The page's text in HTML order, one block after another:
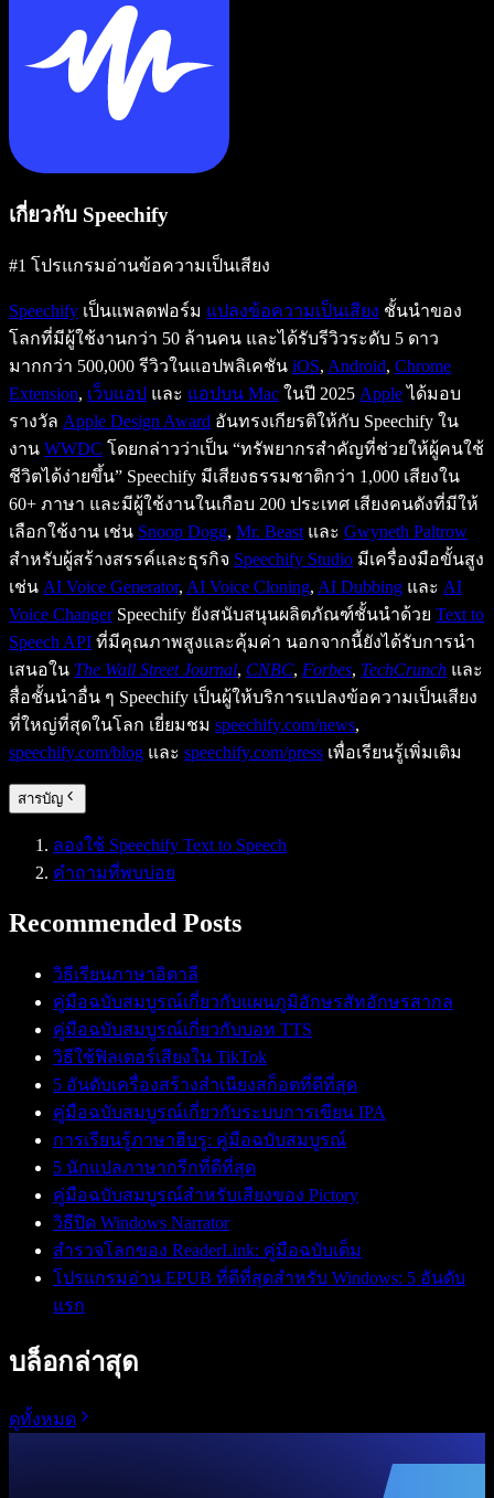
เกี่ยวกับ Speechify
#1 โปรแกรมอ่านข้อความเป็นเสียง
Speechify เป็นแพลตฟอร์ม แปลงข้อความเป็นเสียง ชั้นนำของ
โลกที่มีผู้ใช้งานกว่า 50 ล้านคน และได้รับรีวิวระดับ 5 ดาว
มากกว่า 500,000 รีวิวในแอปพลิเคชัน iOS, Android, Chrome
Extension, เว็บแอป และ แอปบน Mac ในปี 2025 Appleได้มอบ
รางวัล Apple Design Award อันทรงเกียรติให้กับ Speechify ใน
งาน WWDC โดยกล่าวว่าเป็น “ทรัพยากรสำคัญที่ช่วยให้ผู้คนใช้
ชีวิตได้ง่ายขึ้น” Speechify มีเสียงธรรมชาติกว่า 1,000 เสียงใน
60+ ภาษา และมีผู้ใช้งานในเกือบ 200 ประเทศ เสียงคนดังที่มีให้
เลือกใช้งาน เช่น Snoop Dogg, Mr. Beast และ Gwyneth Paltrow
สำหรับผู้สร้างสรรค์และธุรกิจ Speechify Studio มีเครื่องมือขั้นสูง
เช่น AI Voice Generator, AI Voice Cloning, AI Dubbing และ AI
Voice ChangerSpeechify ยังสนับสนุนผลิตภัณฑ์ชั้นนำด้วย Text to
Speech API ที่มีคุณภาพสูงและคุ้มค่า นอกจากนี้ยังได้รับการนำ
เสนอใน The Wall Street Journal, CNBC, Forbes, TechCrunch และ
สื่อชั้นนำอื่น ๆ Speechify เป็นผู้ให้บริการแปลงข้อความเป็นเสียง
ที่ใหญ่ที่สุดในโลก เยี่ยมชม speechify.com/news,
speechify.com/blog และ speechify.com/press เพื่อเรียนรู้เพิ่มเติม
สารบัญ
ลองใช้ Speechify Text to Speech
คำถามที่พบบ่อย
Recommended Posts
วิธีเรียนภาษาอิตาลี
คู่มือฉบับสมบูรณ์เกี่ยวกับแผนภูมิอักษรสัทอักษรสากล
คู่มือฉบับสมบูรณ์เกี่ยวกับบอท TTS
วิธีใช้ฟิลเตอร์เสียงใน TikTok
5 อันดับเครื่องสร้างสำเนียงสก็อตที่ดีที่สุด
คู่มือฉบับสมบูรณ์เกี่ยวกับระบบการเขียน IPA
การเรียนรู้ภาษาฮีบรู: คู่มือฉบับสมบูรณ์
5 นักแปลภาษากรีกที่ดีที่สุด
คู่มือฉบับสมบูรณ์สำหรับเสียงของ Pictory
วิธีปิด Windows Narrator
สำรวจโลกของ ReaderLink: คู่มือฉบับเต็ม
โปรแกรมอ่าน EPUB ที่ดีที่สุดสำหรับ Windows: 5 อันดับ
แรก
บล็อกล่าสุด
ดูทั้งหมด